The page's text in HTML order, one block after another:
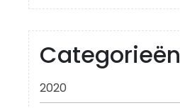
Categorieën
2020